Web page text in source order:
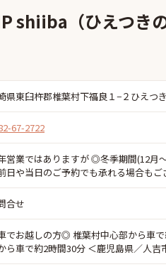
shiiba（ひえつき
県東臼杵郡椎葉村下福良１−２ひえつ
67-2722
営業ではありますが ◎冬季期間(12月
日や当日のご予約でも承れる場合も
合せ
お越しの方◎ 椎葉村中心部から車で
ら車で約2時間30分 ＜鹿児島県／人